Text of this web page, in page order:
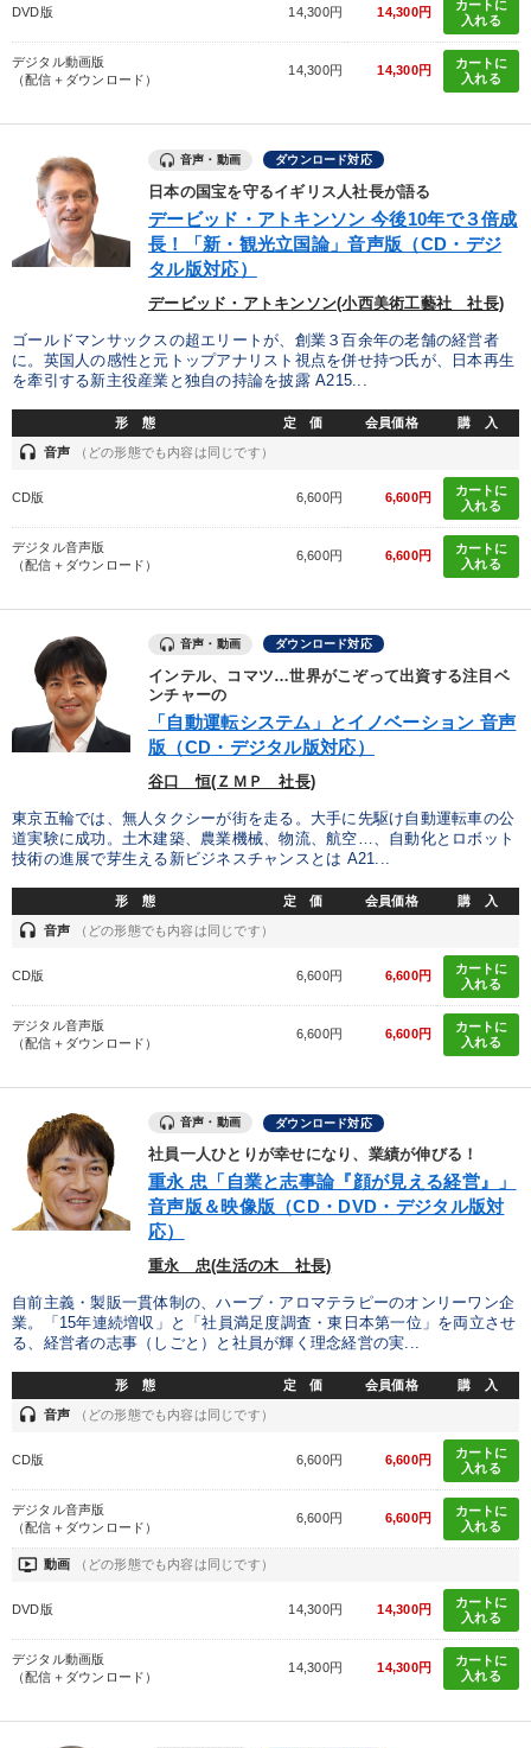
DVD版 14,300円 14,300円
カートに
入れる
デジタル動画版
（配信＋ダウンロード）
14,300円 14,300円
カートに
入れる
音声・動画 ダウンロード対応
日本の国宝を守るイギリス人社長が語る
デービッド・アトキンソン 今後10年で３倍成
長！「新・観光立国論」音声版（CD・デジ
タル版対応）
デービッド・アトキンソン(小西美術工藝社 社長)
ゴールドマンサックスの超エリートが、創業３百余年の老舗の経営者
に。英国人の感性と元トップアナリスト視点を併せ持つ氏が、日本再生
を牽引する新主役産業と独自の持論を披露 A215...
形 態 定 価 会員価格 購 入
headset 音声 （どの形態でも内容は同じです）
CD版 6,600円 6,600円
カートに
入れる
デジタル音声版
（配信＋ダウンロード）
6,600円 6,600円
カートに
入れる
音声・動画 ダウンロード対応
インテル、コマツ…世界がこぞって出資する注目ベ
ンチャーの
「自動運転システム」とイノベーション 音声
版（CD・デジタル版対応）
谷口 恒(ＺＭＰ 社長)
東京五輪では、無人タクシーが街を走る。大手に先駆け自動運転車の公
道実験に成功。土木建築、農業機械、物流、航空…、自動化とロボット
技術の進展で芽生える新ビジネスチャンスとは A21...
形 態 定 価 会員価格 購 入
headset 音声 （どの形態でも内容は同じです）
CD版 6,600円 6,600円
カートに
入れる
デジタル音声版
（配信＋ダウンロード）
6,600円 6,600円
カートに
入れる
音声・動画 ダウンロード対応
社員一人ひとりが幸せになり、業績が伸びる！
重永 忠「自業と志事論『顔が見える経営』」
音声版＆映像版（CD・DVD・デジタル版対
応）
重永 忠(生活の木 社長)
自前主義・製販一貫体制の、ハーブ・アロマテラピーのオンリーワン企
業。「15年連続増収」と「社員満足度調査・東日本第一位」を両立させ
る、経営者の志事（しごと）と社員が輝く理念経営の実...
形 態 定 価 会員価格 購 入
headset 音声 （どの形態でも内容は同じです）
CD版 6,600円 6,600円
カートに
入れる
デジタル音声版
（配信＋ダウンロード）
6,600円 6,600円
カートに
入れる
ondemand_video 動画 （どの形態でも内容は同じです）
DVD版 14,300円 14,300円
カートに
入れる
デジタル動画版
（配信＋ダウンロード）
14,300円 14,300円
カートに
入れる